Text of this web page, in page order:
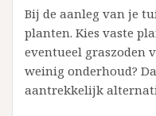
Bij de aanleg van je
planten. Kies vaste
eventueel graszoden
weinig onderhoud?
aantrekkelijk